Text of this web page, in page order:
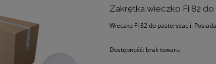
Zakrętka wieczko Fi 82
Wieczko FI 82 do pasteryzacji.
Dostępność: brak towaru